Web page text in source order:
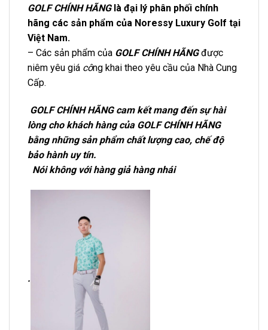
GOLF CHÍNH HÃNGlà đại lý phân phối chính
hãng các sản phẩm của Noressy Luxury Golf tại
Việt Nam.
– Các sản phẩm của GOLF CHÍNH HÃNGđược
niêm yêu giá công khai theo yêu cầu của Nhà Cung
Cấp.
GOLF CHÍNH HÃNG cam kết mang đến sự hài
lòng cho khách hàng của GOLF CHÍNH HÃNG
bằng những sản phẩm chất lượng cao, chế độ
bảo hành uy tín.
Nói không với hàng giả hàng nhái
.